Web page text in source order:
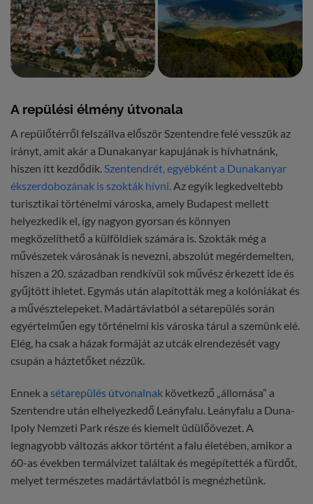
A repülési élmény útvonala
A repülőtérről felszállva először Szentendre felé vesszük az
irányt, amit akár a Dunakanyar kapujának is hívhatnánk,
hiszen itt kezdődik. Szentendrét, egyébként a Dunakanyar
ékszerdobozának is szokták hívni. Az egyik legkedveltebb
turisztikai történelmi városka, amely Budapest mellett
helyezkedik el, így nagyon gyorsan és könnyen
megközelíthető a külföldiek számára is. Szokták még a
művészetek városának is nevezni, abszolút megérdemelten,
hiszen a 20. században rendkívül sok művész érkezett ide és
gyűjtött ihletet. Egymás után alapították meg a kolóniákat és
a művésztelepeket. Madártávlatból a sétarepülés során
egyértelműen egy történelmi kis városka tárul a szemünk elé.
Elég, ha csak a házak formáját az utcák elrendezését vagy
csupán a háztetőket nézzük.
Ennek a sétarepülés útvonalnak következő „állomása” a
Szentendre után elhelyezkedő Leányfalu. Leányfalu a Duna-
Ipoly Nemzeti Park része és kiemelt üdülőövezet. A
legnagyobb változás akkor történt a falu életében, amikor a
60-as években termálvizet találtak és megépítették a fürdőt,
melyet természetes madártávlatból is megnézhetünk.